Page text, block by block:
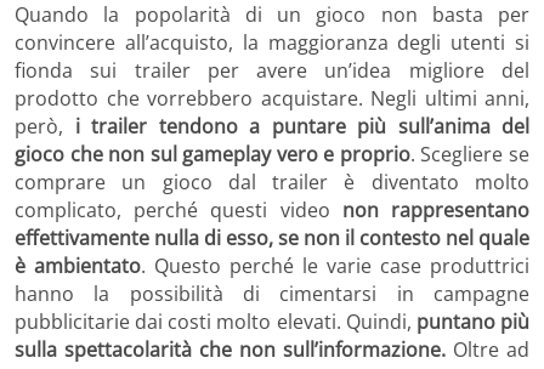
Quando la popolarità di un gioco non basta per
convincere all’acquisto, la maggioranza degli utenti si
fionda sui trailer per avere un’idea migliore del
prodotto che vorrebbero acquistare. Negli ultimi anni,
però, i trailer tendono a puntare più sull’anima del
gioco che non sul gameplay vero e proprio. Scegliere se
comprare un gioco dal trailer è diventato molto
complicato, perché questi video non rappresentano
effettivamente nulla di esso, se non il contesto nel quale
è ambientato. Questo perché le varie case produttrici
hanno la possibilità di cimentarsi in campagne
pubblicitarie dai costi molto elevati. Quindi, puntano più
sulla spettacolarità che non sull’informazione. Oltre ad